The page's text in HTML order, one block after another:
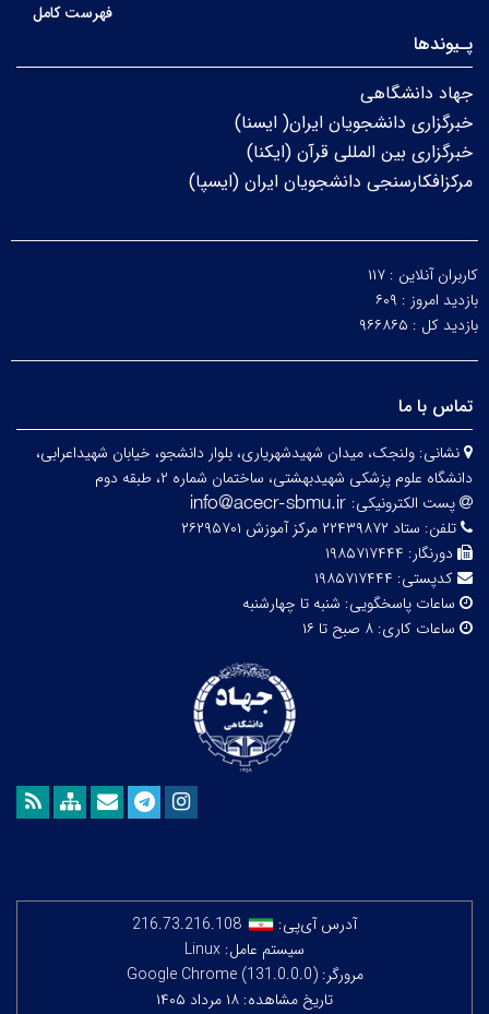
فهرست کامل
پـیوندها
جهاد دانشگاهی
خبرگزاری دانشجویان ایران( ایسنا)
خبرگزاری بین المللی قرآن (ایکنا)
مرکزافکارسنجی دانشجویان ایران (ایسپا)
کاربران آنلاین : ۱۱۷
بازدید امروز : ۶۰۹
بازدید کل : ۹۶۶۸۶۵
تماس با ما
نشانی: ولنجک، میدان شهیدشهریاری، بلوار دانشجو، خیابان شهیداعرابی،
دانشگاه علوم پزشکی شهیدبهشتی، ساختمان شماره ۲، طبقه دوم
پست الکترونیکی:
تلفن: ستاد ۲۲۴۳۹۸۷۲ مرکز آموزش ۲۶۲۹۵۷۰۱
دورنگار: ۱۹۸۵۷۱۷۴۴۴
کدپستی: ۱۹۸۵۷۱۷۴۴۴
ساعات پاسخگویی: شنبه تا چهارشنبه
ساعات کاری: ۸ صبح تا ۱۶
آدرس آی‌پی:
216.73.216.108
سیستم عامل: Linux
مرورگر: Google Chrome (131.0.0.0)
تاریخ مشاهده: ۱۸ مرداد ۱۴۰۵